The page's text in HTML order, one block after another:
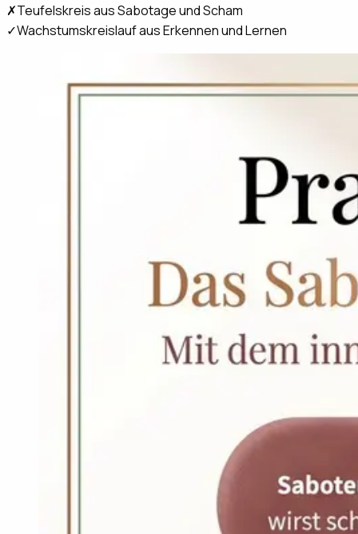
✗Teufelskreis aus Sabotage und Scham
✓Wachstumskreislauf aus Erkennen und Lernen